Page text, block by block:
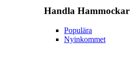
Handla Hammockar
Populära
Nyinkommet